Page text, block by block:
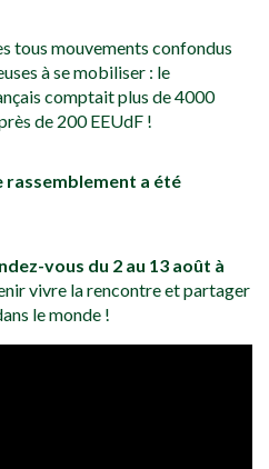
tous mouvements confondus
à se mobiliser : le
comptait plus de 4000
de 200 EEUdF !
rassemblement a été
vous du 2 au 13 août à
vivre la rencontre et partager
le monde !